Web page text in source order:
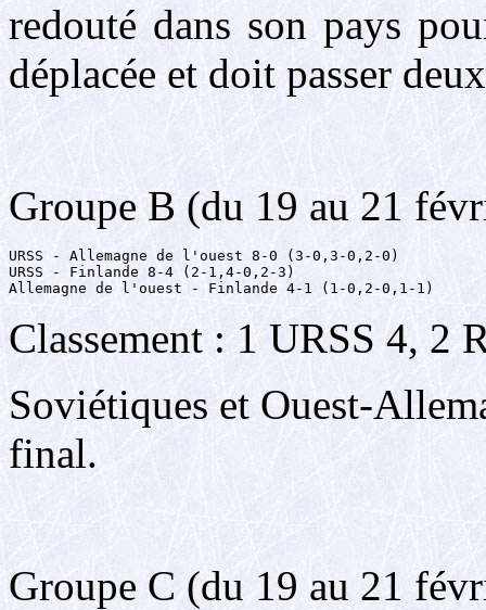
redouté dans son pays
déplacée et doit passer
Groupe B (du 19 au 21
URSS - Allemagne de l'ouest 8-0 (3-0,3-0,2-0)
URSS - Finlande 8-4 (2-1,4-0,2-3)
Allemagne de l'ouest - Finlande 4-1 (1-0,2-0,1-1)
Classement : 1 URSS 4, 2
Soviétiques et Ouest-
final.
Groupe C (du 19 au 21